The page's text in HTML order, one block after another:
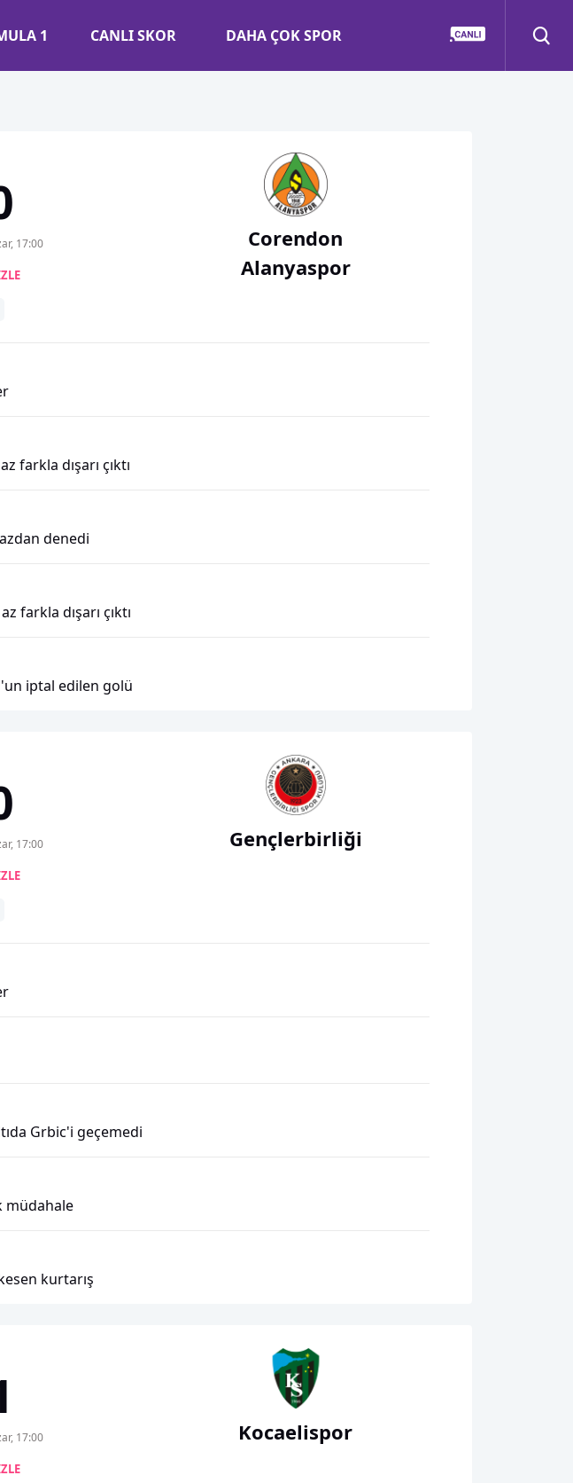
1 CANLI SKOR DAHA ÇOK SPOR
17:00
Corendon
Alanyaspor
farkla dışarı çıktı
denedi
farkla dışarı çıktı
iptal edilen golü
17:00 Gençlerbirliği
Grbic'i geçemedi
müdahale
kurtarış
17:00 Kocaelispor